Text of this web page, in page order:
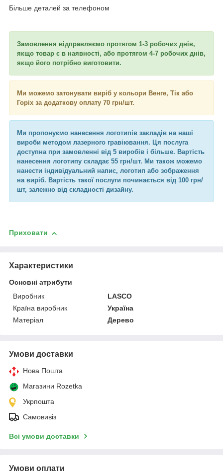
Більше деталей за телефоном
Замовлення відправляємо протягом 1-3 робочих днів,
якщо товар є в наявності, або протягом 4-7 робочих днів,
якщо його потрібно виготовити.
Ми можемо затонувати виріб у кольори Венге, Тік або
Горіх за додаткову оплату 70 грн/шт.
Ми пропонуємо нанесення логотипів закладів на наші
вироби методом лазерного гравіювання. Ця послуга
доступна при замовленні від 5 виробів і більше. Вартість
нанесення логотипу складає 55 грн/шт. Ми також можемо
нанести індивідуальний напис, логотип або зображення
на виріб. Вартість такої послуги починається від 100 грн/
шт, залежно від складності дизайну.
Приховати
Характеристики
Основні атрибути
Виробник
LASCO
Країна виробник
Україна
Матеріал
Дерево
Умови доставки
Нова Пошта
Магазини Rozetka
Укрпошта
Самовивіз
Всі умови доставки
Умови оплати